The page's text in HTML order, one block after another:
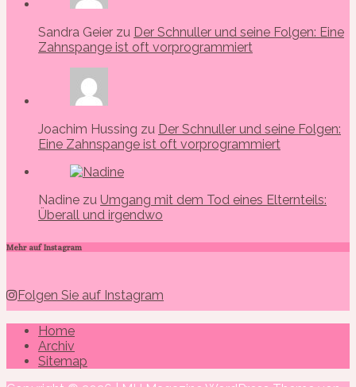
Sandra Geier zu Der Schnuller und seine Folgen: Eine
Zahnspange ist oft vorprogrammiert
Joachim Hussing zu Der Schnuller und seine Folgen:
Eine Zahnspange ist oft vorprogrammiert
Nadine zu Umgang mit dem Tod eines Elternteils:
Überall und irgendwo
Mehr auf Instagram
Folgen Sie auf Instagram
Home
Archiv
Sitemap